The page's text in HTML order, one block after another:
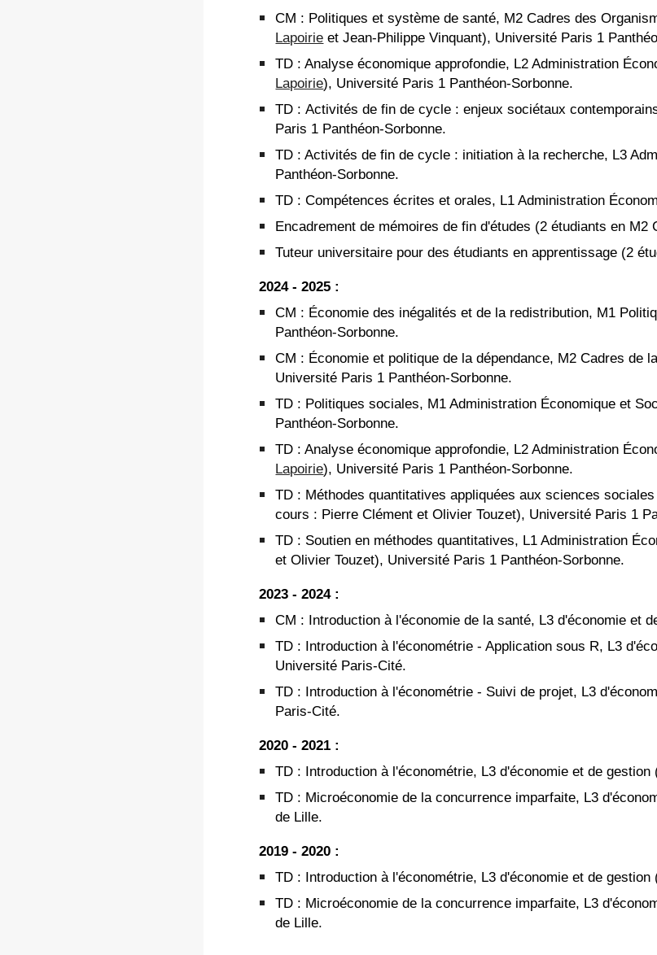
CM : Politiqueset système de santé, M2 Cadres des
Lapoirie et Jean-Philippe Vinquant), Université Paris 1
TD :Analyse économique approfondie, L2 Administration É
Lapoirie), Université Paris 1 Panthéon-Sorbonne.
TD :Activités de fin de cycle : enjeux sociétaux
Paris 1 Panthéon-Sorbonne.
TD :Activités de fin de cycle : initiation à la recherche, L3
Panthéon-Sorbonne.
TD :Compétences écrites et orales, L1 Administration É
Encadrement de mémoires de fin d'études (2 étudiants en M2
Tuteur universitaire pour des étudiants en apprentissage (2
2024- 2025 :
CM : Économie des inégalités et de la redistribution, M1
Panthéon-Sorbonne.
CM : Économie et politique de la dépendance, M2 Cadres de
Université Paris 1 Panthéon-Sorbonne.
TD : Politiques sociales, M1 Administration Économique et
Panthéon-Sorbonne.
TD :Analyse économique approfondie, L2 Administration É
Lapoirie), Université Paris 1 Panthéon-Sorbonne.
TD : Méthodes quantitativesappliquées aux sciences
cours : Pierre Clément et Olivier Touzet), Université Paris 1
TD : Soutien en méthodes quantitatives, L1 Administration
et Olivier Touzet), Université Paris 1 Panthéon-Sorbonne.
2023 - 2024:
CM : Introduction à l'économie de la santé, L3 d'économie et
TD : Introduction à l'économétrie - Application sous R, L3
Université Paris-Cité.
TD : Introduction à l'économétrie - Suivi de projet, L3
Paris-Cité.
2020 - 2021 :
TD : Introduction à l'économétrie, L3 d'économie et de gestion
TD : Microéconomiede la concurrence imparfaite, L3
de Lille.
2019 - 2020 :
TD : Introduction à l'économétrie, L3 d'économie et de gestion
TD : Microéconomiede la concurrence imparfaite, L3
de Lille.